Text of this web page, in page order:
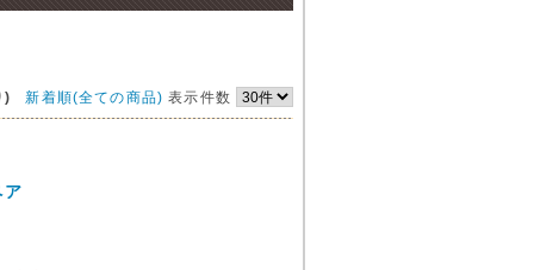
) 新着順(全ての商品) 表示件数
ア